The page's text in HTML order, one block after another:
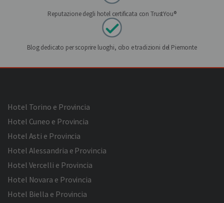
Reputazione degli hotel certificata con TrustYou®
Blog dedicato per scoprire luoghi, cibo e tradizioni del Piemonte
Hotel Torino e Provincia
Hotel Cuneo e Provincia
Hotel Asti e Provincia
Hotel Alessandria e Provincia
Hotel Vercelli e Provincia
Hotel Novara e Provincia
Hotel Biella e Provincia